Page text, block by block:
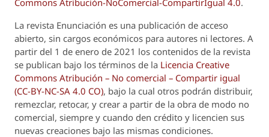
La revista Enunciación es una publicación de acceso
abierto, sin cargos económicos para autores ni lectores. A
partir del 1 de enero de 2021 los contenidos de la revista
se publican bajo los términos de la Licencia Creative
Commons Atribución – No comercial – Compartir igual
(CC-BY-NC-SA 4.0 CO), bajo la cual otros podrán distribuir,
remezclar, retocar, y crear a partir de la obra de modo no
comercial, siempre y cuando den crédito y licencien sus
nuevas creaciones bajo las mismas condiciones.